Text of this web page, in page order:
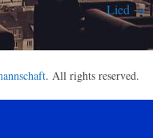
Lied →
. All rights reserved.